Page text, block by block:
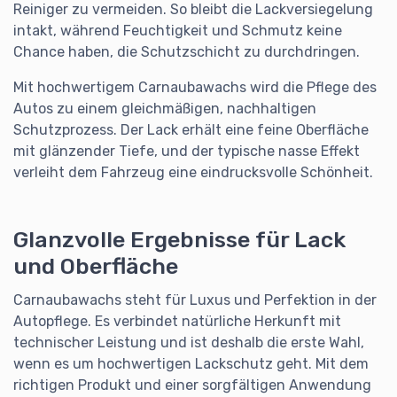
Reiniger zu vermeiden. So bleibt die Lackversiegelung
intakt, während Feuchtigkeit und Schmutz keine
Chance haben, die Schutzschicht zu durchdringen.
Mit hochwertigem Carnaubawachs wird die Pflege des
Autos zu einem gleichmäßigen, nachhaltigen
Schutzprozess. Der Lack erhält eine feine Oberfläche
mit glänzender Tiefe, und der typische nasse Effekt
verleiht dem Fahrzeug eine eindrucksvolle Schönheit.
Glanzvolle Ergebnisse für Lack
und Oberfläche
Carnaubawachs steht für Luxus und Perfektion in der
Autopflege. Es verbindet natürliche Herkunft mit
technischer Leistung und ist deshalb die erste Wahl,
wenn es um hochwertigen Lackschutz geht. Mit dem
richtigen Produkt und einer sorgfältigen Anwendung